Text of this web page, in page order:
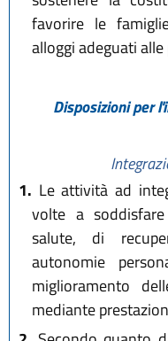
favorire le
alloggi adeguati
Disposizioni per
1. Le attività ad
volte a
salute, di
autonomie
miglioramento
mediante